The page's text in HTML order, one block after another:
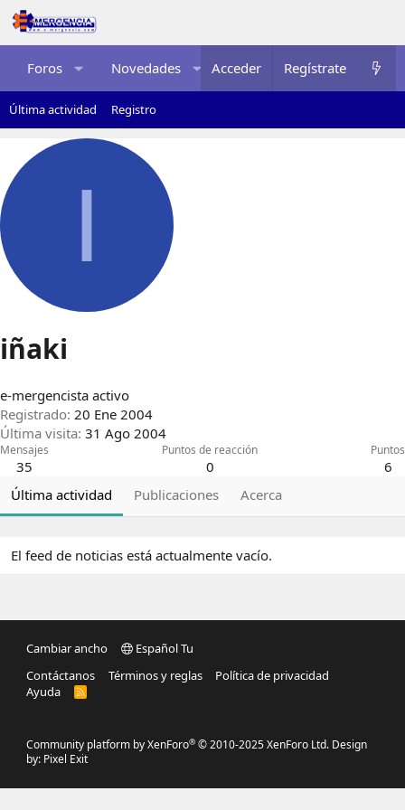
Foros Novedades Multimedia Recursos
Acceder Regístrate
Última actividad Registro
I
iñaki
e-mergencista activo
Registrado 20 Ene 2004
Última visita 31 Ago 2004
Mensajes
35
Puntos de reacción
0
Puntos
6
Última actividad
Publicaciones Acerca
El feed de noticias está actualmente vacío.
Cambiar ancho
Español Tu
Contáctanos
Términos y reglas
Política de privacidad
Ayuda
R
Community platform by XenForo® © 2010-2025 XenForo Ltd. Design
by: Pixel Exit